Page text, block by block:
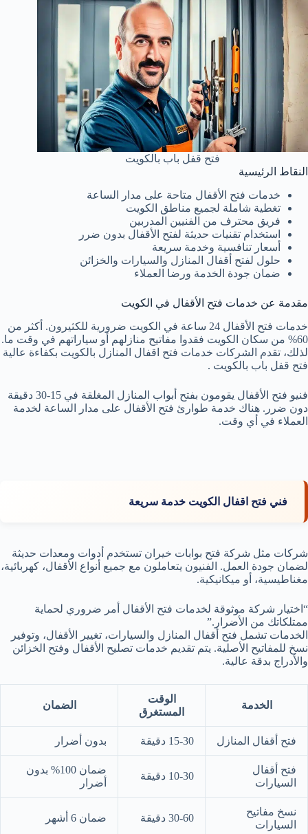
فتح قفل باب بالكويت
النقاط الرئيسية
خدمات فتح الأقفال متاحة على مدار الساعة
تغطية شاملة لجميع مناطق الكويت
فريق محترف من الفنيين المدربين
استخدام تقنيات حديثة لفتح الأقفال بدون ضرر
أسعار تنافسية وخدمة سريعة
حلول لفتح أقفال المنازل والسيارات والخزائن
ضمان جودة الخدمة ورضا العملاء
مقدمة عن خدمات فتح الأقفال في الكويت
خدمات فتح الأقفال 24 ساعة في الكويت ضرورية للكثيرون. أكثر من
60% من سكان الكويت فقدوا مفاتيح منازلهم أو سياراتهم في وقت ما.
لذلك، تقدم الشركات خدمات فتح اقفال المنازل بالكويت بكفاءة عالية
فتح قفل باب بالكويت .
فنيو فتح الأقفال يقومون بفتح أبواب المنازل المغلقة في 15-30 دقيقة
دون ضرر. هناك خدمة طوارئ فتح الأقفال على مدار الساعة لخدمة
العملاء في أي وقت.
فني فتح اقفال الكويت خدمة سريعة
شركات مثل شركة فتح بوابات خيران تستخدم أدوات ومعدات حديثة
لضمان جودة العمل. الفنيون يتعاملون مع جميع أنواع الأقفال، كهربائية،
مغناطيسية، أو ميكانيكية.
“اختيار شركة موثوقة لخدمات فتح الأقفال أمر ضروري لحماية
ممتلكاتك من الأضرار.”
الخدمات تشمل فتح أقفال المنازل والسيارات، تغيير الأقفال، وتوفير
نسخ للمفاتيح الأصلية. يتم تقديم خدمات تصليح الأقفال وفتح الخزائن
والأدراج بدقة عالية.
الخدمة
الوقت
المستغرق
الضمان
فتح أقفال المنازل 15-30 دقيقة بدون أضرار
فتح أقفال
السيارات
10-30 دقيقة
ضمان 100% بدون
أضرار
نسخ مفاتيح
السيارات
30-60 دقيقة ضمان 6 أشهر